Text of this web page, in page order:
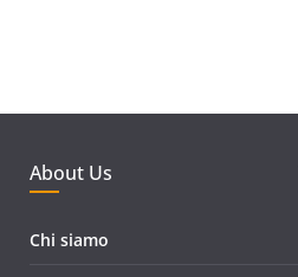
About Us
Chi siamo